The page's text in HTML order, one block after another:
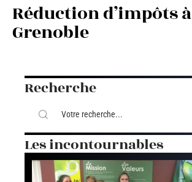
Réduction d’impôts à
Grenoble
Recherche
Les incontournables